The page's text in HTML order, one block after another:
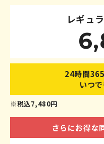
レギュ
24時間
いつ
※税込7,480円
さらにお得な